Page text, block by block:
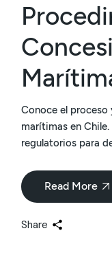
Conoce el
marítimas en
regulatorios para
Read More
Share